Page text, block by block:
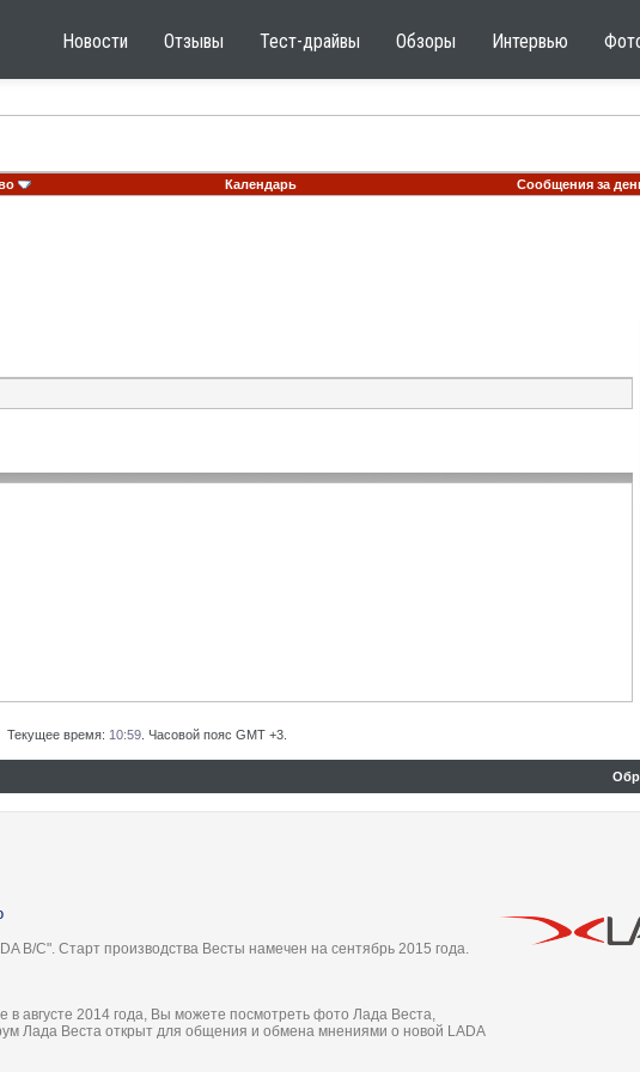
Новости Отзывы Тест-драйвы Обзоры Интервью
Календарь Сообщения за
Текущее время: 10:59 . Часовой пояс GMT +3.
B/C". Старт производства Весты намечен на сентябрь 2015 года.
августе 2014 года, Вы можете посмотреть фото Лада Веста,
Лада Веста открыт для общения и обмена мнениями о новой LADA